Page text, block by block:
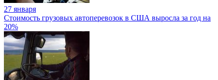
27 января
Стоимость грузовых автоперевозок в США выросла за год на
20%